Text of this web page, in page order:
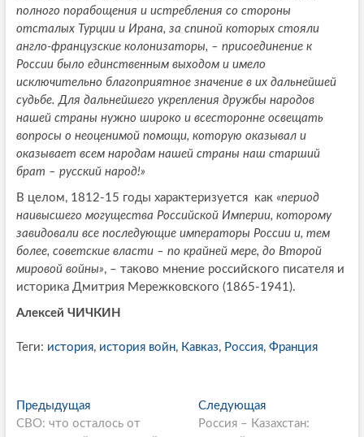
полного порабощения и истребления со стороны
отсталых Турции и Ирана, за спиной которых стояли
англо-французские колонизаторы, – присоединение к
России было единственным выходом и имело
исключительно благоприятное значение в их дальнейшей
судьбе. Для дальнейшего укрепления дружбы народов
нашей страны нужно широко и всесторонне освещать
вопросы о неоценимой помощи, которую оказывал и
оказывает всем народам нашей страны наш старший
брат – русский народ!»
В целом, 1812-15 годы характеризуется как «период
наивысшего могущества Российской Империи, которому
завидовали все последующие императоры России и, тем
более, советские власти – по крайней мере, до Второй
мировой войны», – таково мнение российского писателя и
историка Дмитрия Мережковского (1865-1941).
Алексей ЧИЧКИН
Теги: история, история войн, Кавказ, Россия, Франция
P
ПредыдущаяП
р
СВО: что осталось от
Следующая
л
Россия – Казахстан: